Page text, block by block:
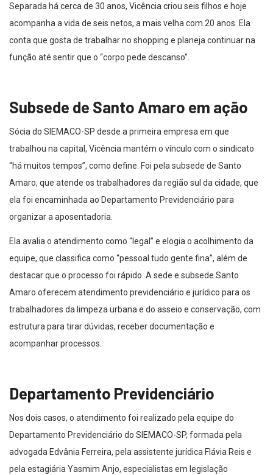
Separada há cerca de 30 anos, Vicência criou seis filhos e hoje
acompanha a vida de seis netos, a mais velha com 20 anos. Ela
conta que gosta de trabalhar no shopping e planeja continuar na
função até sentir que o “corpo pede descanso”.
Subsede de Santo Amaro em ação
Sócia do SIEMACO-SP desde a primeira empresa em que
trabalhou na capital, Vicência mantém o vínculo com o sindicato
“há muitos tempos”, como define. Foi pela subsede de Santo
Amaro, que atende os trabalhadores da região sul da cidade, que
ela foi encaminhada ao Departamento Previdenciário para
organizar a aposentadoria.
Ela avalia o atendimento como “legal” e elogia o acolhimento da
equipe, que classifica como “pessoal tudo gente fina”, além de
destacar que o processo foi rápido. A sede e subsede Santo
Amaro oferecem atendimento previdenciário e jurídico para os
trabalhadores da limpeza urbana e do asseio e conservação, com
estrutura para tirar dúvidas, receber documentação e
acompanhar processos.
Departamento Previdenciário
Nos dois casos, o atendimento foi realizado pela equipe do
Departamento Previdenciário do SIEMACO-SP, formada pela
advogada Edvânia Ferreira, pela assistente jurídica Flávia Reis e
pela estagiária Yasmim Anjo, especialistas em legislação